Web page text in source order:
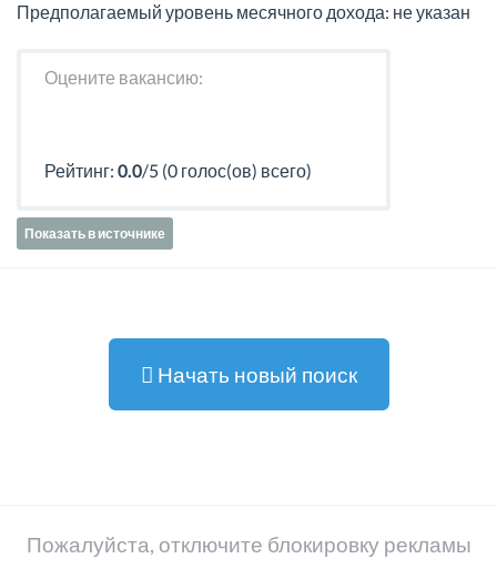
Предполагаемый уровень месячного дохода: не указан
Оцените вакансию:
Рейтинг: 0.0/5 (0 голос(ов) всего)
Показать в источнике
Начать новый поиск
Пожалуйста, отключите блокировку рекламы